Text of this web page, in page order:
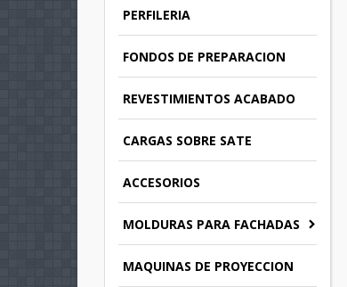
PERFILERIA
FONDOS DE PREPARACION
REVESTIMIENTOS ACABADO
CARGAS SOBRE SATE
ACCESORIOS
MOLDURAS PARA FACHADAS
MAQUINAS DE PROYECCION